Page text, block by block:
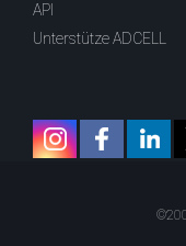
API
Unterstütze ADCELL